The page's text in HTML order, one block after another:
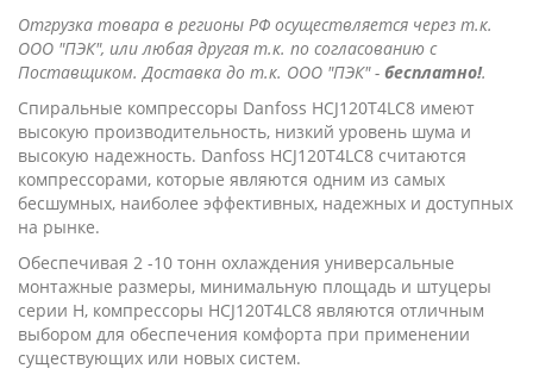
Отгрузка товара в регионы РФ осуществляется через т.к.
ООО "ПЭК", или любая другая т.к. по согласованию с
Поставщиком. Доставка до т.к. ООО "ПЭК" - бесплатно!.
Cпиральные компрессоры Danfoss HCJ120T4LC8 имеют
высокую производительность, низкий уровень шума и
высокую надежность. Danfoss HCJ120T4LC8 считаются
компрессорами, которые являются одним из самых
бесшумных, наиболее эффективных, надежных и доступных
на рынке.
Обеспечивая 2 -10 тонн охлаждения универсальные
монтажные размеры, минимальную площадь и штуцеры
серии Н, компрессоры HCJ120T4LC8 являются отличным
выбором для обеспечения комфорта при применении
существующих или новых систем.